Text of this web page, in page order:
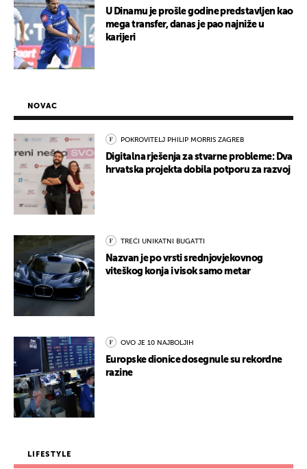
U Dinamu je prošle godine predstavljen kao
mega transfer, danas je pao najniže u
karijeri
NOVAC
POKROVITELJ PHILIP MORRIS ZAGREB
Digitalna rješenja za stvarne probleme: Dva
hrvatska projekta dobila potporu za razvoj
TREĆI UNIKATNI BUGATTI
Nazvan je po vrsti srednjovjekovnog
viteškog konja i visok samo metar
OVO JE 10 NAJBOLJIH
Europske dionice dosegnule su rekordne
razine
LIFESTYLE